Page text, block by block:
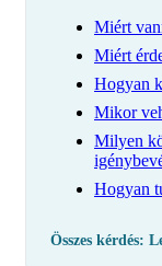
Miért
Miért
Hogyan
Mikor
Milyen
Hogyan
Összes kérdés: